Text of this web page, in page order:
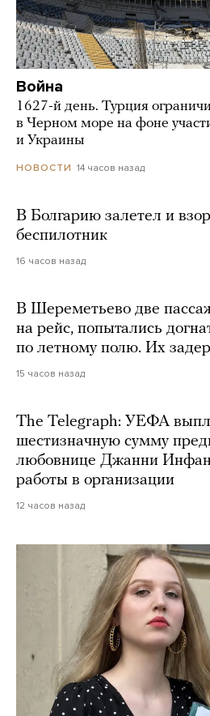
Война
1627-й день. Турция
в Черном море на фоне
и Украины
НОВОСТИ 14 часов назад
В Болгарию залетел и
беспилотник
16 часов назад
В Шереметьево две
на рейс, попытались
по летному полю. Их
15 часов назад
The Telegraph: УЕФА
шестизначную сумму
любовнице Джанни
работы в организации
12 часов назад